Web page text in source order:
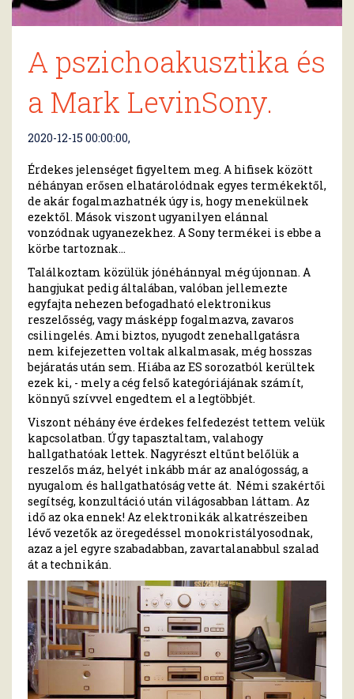
A pszichoakusztika és
a Mark LevinSony.
2020-12-15 00:00:00,
Érdekes jelenséget figyeltem meg. A hifisek között
néhányan erősen elhatárolódnak egyes termékektől,
de akár fogalmazhatnék úgy is, hogy menekülnek
ezektől. Mások viszont ugyanilyen elánnal
vonzódnak ugyanezekhez. A Sony termékei is ebbe a
körbe tartoznak…
Találkoztam közülük jónéhánnyal még újonnan. A
hangjukat pedig általában, valóban jellemezte
egyfajta nehezen befogadható elektronikus
reszelősség, vagy másképp fogalmazva, zavaros
csilingelés. Ami biztos, nyugodt zenehallgatásra
nem kifejezetten voltak alkalmasak, még hosszas
bejáratás után sem. Hiába az ES sorozatból kerültek
ezek ki, - mely a cég felső kategóriájának számít,
könnyű szívvel engedtem el a legtöbbjét.
Viszont néhány éve érdekes felfedezést tettem velük
kapcsolatban. Úgy tapasztaltam, valahogy
hallgathatóak lettek. Nagyrészt eltűnt belőlük a
reszelős máz, helyét inkább már az analógosság, a
nyugalom és hallgathatóság vette át. Némi szakértői
segítség, konzultáció után világosabban láttam. Az
idő az oka ennek! Az elektronikák alkatrészeiben
lévő vezetők az öregedéssel monokristályosodnak,
azaz a jel egyre szabadabban, zavartalanabbul szalad
át a technikán.